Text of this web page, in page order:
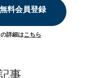
料会員登録
詳細はこちら
事